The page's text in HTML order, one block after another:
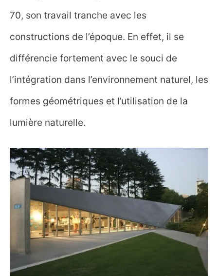
70, son travail tranche avec les
constructions de l’époque. En effet, il se
différencie fortement avec le souci de
l’intégration dans l’environnement naturel, les
formes géométriques et l’utilisation de la
lumière naturelle.